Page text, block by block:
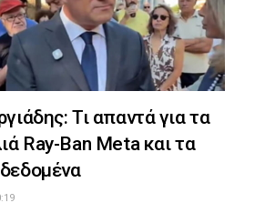
Τι απαντά για τα
Ray-Ban Meta και τα